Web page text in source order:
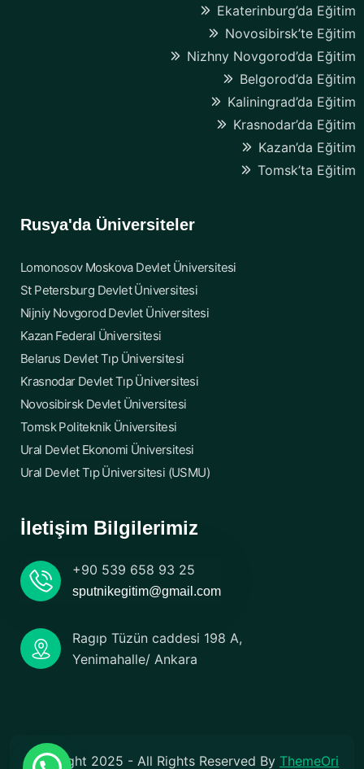
Ekaterinburg’da Eğitim
Novosibirsk’te Eğitim
Nizhny Novgorod’da Eğitim
Belgorod’da Eğitim
Kaliningrad’da Eğitim
Krasnodar’da Eğitim
Kazan’da Eğitim
Tomsk’ta Eğitim
Rusya'da Üniversiteler
Lomonosov Moskova Devlet Üniversitesi
St Petersburg Devlet Üniversitesi
Nijniy Novgorod Devlet Üniversitesi
Kazan Federal Üniversitesi
Belarus Devlet Tıp Üniversitesi
Krasnodar Devlet Tıp Üniversitesi
Novosibirsk Devlet Üniversitesi
Tomsk Politeknik Üniversitesi
Ural Devlet Ekonomi Üniversitesi
Ural Devlet Tıp Üniversitesi (USMU)
İletişim Bilgilerimiz
sputnikegitim@gmail.com
+90 539 658 93 25
Ragıp Tüzün caddesi 198 A,
Yenimahalle/ Ankara
Copyright 2025 - All Rights Reserved By ThemeOri